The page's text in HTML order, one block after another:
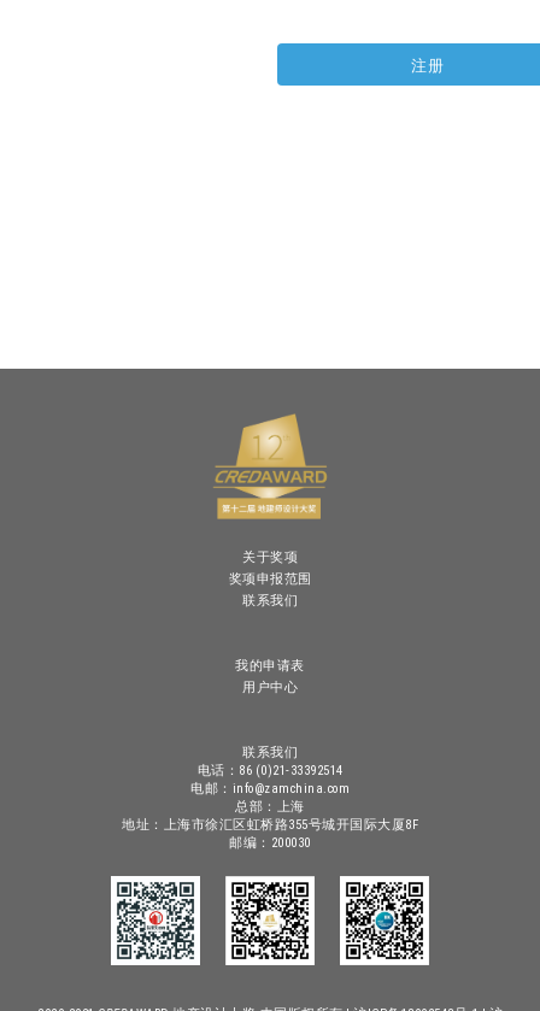
关于奖项
奖项申报范围
联系我们
我的申请表
用户中心
联系我们
电话：86 (0)21-33392514
电邮：info@zamchina.com
总部：上海
地址：上海市徐汇区虹桥路355号城开国际大厦8F
邮编：200030